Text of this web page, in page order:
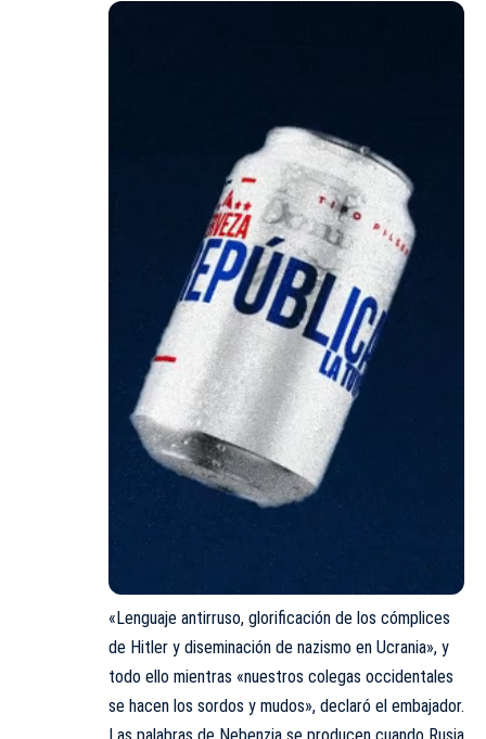
«Lenguaje antirruso, glorificación de los cómplices
de Hitler y diseminación de nazismo en Ucrania», y
todo ello mientras «nuestros colegas occidentales
se hacen los sordos y mudos», declaró el embajador.
Las palabras de Nebenzia se producen cuando Rusia